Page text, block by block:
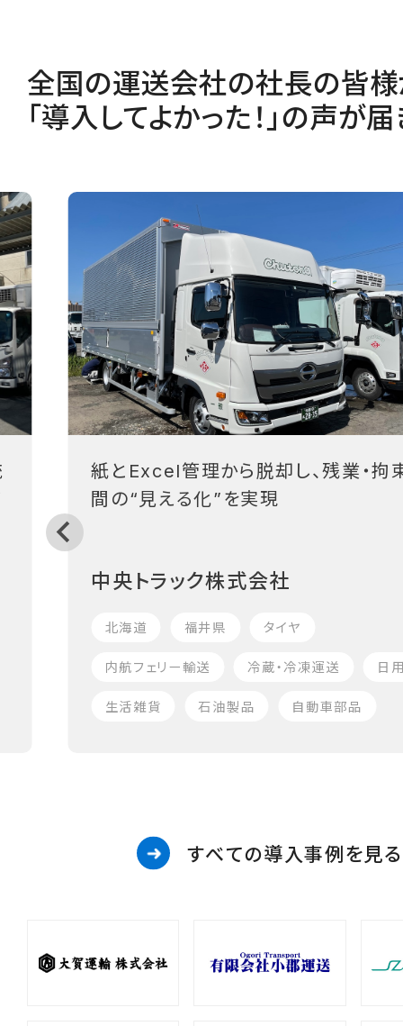
全国の運送会社の社長の皆様
「導入してよかった！」の声が
紙とExcel管理から脱却し、残業・拘
間の“見える化”を実現
中央トラック株式会社
北海道 福井県 タイヤ
内航フェリー輸送 冷蔵・冷凍運送 日
生活雑貨 石油製品 自動車部品
すべての導入事例を見る